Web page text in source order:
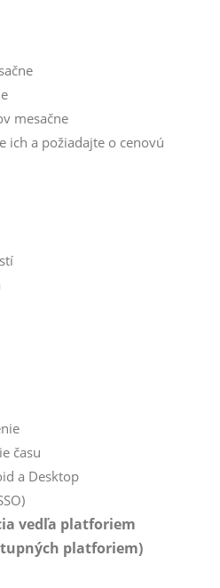
mesačne
ich a požiadajte o cenovú
času
a Desktop
vedľa platforiem
platforiem)